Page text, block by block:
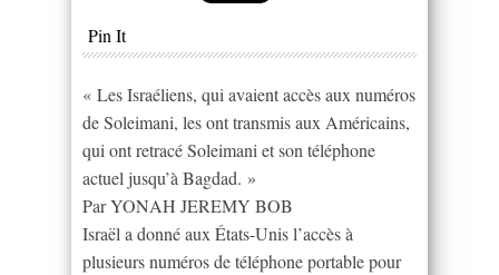
Pin It
« Les Israéliens, qui avaient accès aux numéros
de Soleimani, les ont transmis aux Américains,
qui ont retracé Soleimani et son téléphone
actuel jusqu’à Bagdad. »
Par YONAH JEREMY BOB
Israël a donné aux États-Unis l’accès à
plusieurs numéros de téléphone portable pour